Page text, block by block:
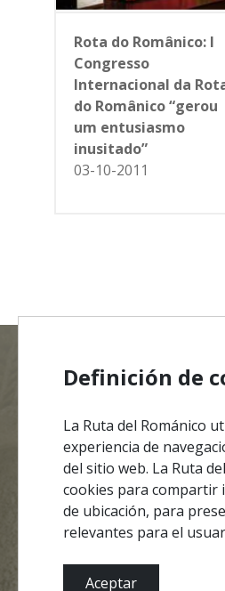
Rota do Românico: I
Congresso
Internacional da
do Românico “gerou
um entusiasmo
inusitado”
03-10-2011
#ROTADORO
Colaboraciones
Definición de
La Ruta del Románico
experiencia de
del sitio web. La Ruta
cookies para compartir
de ubicación, para
relevantes para el
Aceptar